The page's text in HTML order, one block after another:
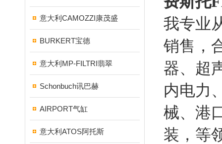
意大利CAMOZZI康茂盛
BURKERT宝德
意大利MP-FILTRI翡翠
Schonbuch讯巴赫
AIRPORT气缸
意大利ATOS阿托斯
我专业
销售，
器、超
内电力
械、港
装，等